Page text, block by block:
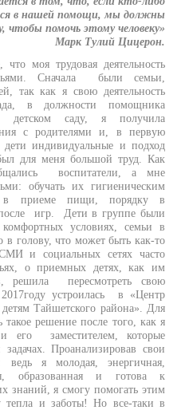
в нашей помощи, мы должны
помочь этому человеку»
Марк Тулий Цицерон.
моя трудовая деятельность
Сначала были семьи,
так как я свою деятельность
в должности помощника
детском саду, я получила
с родителями и, в первую
индивидуальные и подход
для меня большой труд. Как
воспитатели, а мне
обучать их гигиеническим
в приеме пищи, порядку в
игр. Дети в группе были
условиях, семьи в
в голову, что может быть как-то
и социальных сетях часто
о приемных детях, как им
решила пересмотреть свою
устроилась в «Центр
Тайшетского района». Для
решение после того, как я
его заместителем, которые
Проанализировав свои
ведь я молодая, энергичная,
образованная и готова к
знаний, я смогу помогать этим
тепла и заботы! Но все-таки в